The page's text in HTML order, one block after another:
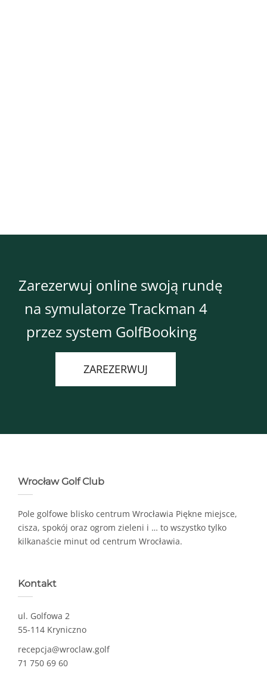
Zarezerwuj online swoją rundę
na symulatorze Trackman 4
przez system GolfBooking
ZAREZERWUJ
Wrocław Golf Club
Pole golfowe blisko centrum Wrocławia Piękne miejsce,
cisza, spokój oraz ogrom zieleni i … to wszystko tylko
kilkanaście minut od centrum Wrocławia.
Kontakt
ul. Golfowa 2
55-114 Kryniczno
recepcja@wroclaw.golf
71 750 69 60